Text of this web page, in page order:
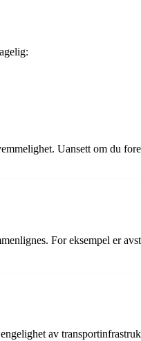
Uansett om du
For eksempel er
av